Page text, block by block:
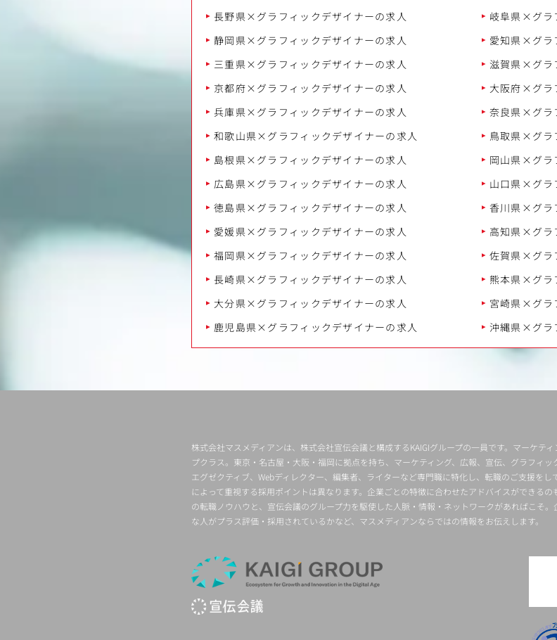
長野県×グラフィックデザイナーの求人
岐阜県×グラ
静岡県×グラフィックデザイナーの求人
愛知県×グラ
三重県×グラフィックデザイナーの求人
滋賀県×グラ
京都府×グラフィックデザイナーの求人
大阪府×グラ
兵庫県×グラフィックデザイナーの求人
奈良県×グラ
和歌山県×グラフィックデザイナーの求人
鳥取県×グラ
島根県×グラフィックデザイナーの求人
岡山県×グラ
広島県×グラフィックデザイナーの求人
山口県×グラ
徳島県×グラフィックデザイナーの求人
香川県×グラ
愛媛県×グラフィックデザイナーの求人
高知県×グラ
福岡県×グラフィックデザイナーの求人
佐賀県×グラ
長崎県×グラフィックデザイナーの求人
熊本県×グラ
大分県×グラフィックデザイナーの求人
宮崎県×グラ
鹿児島県×グラフィックデザイナーの求人
沖縄県×グラ
株式会社マスメディアンは、株式会社宣伝会議と構成するKAIGIグループの一員です。マーケテ
プクラス。東京・名古屋・大阪・福岡に拠点を持ち、マーケティング、広報、宣伝、グラフィ
エグゼクティブ、Webディレクター、編集者、ライターなど専門職に特化し、転職のご支援を
によって重視する採用ポイントは異なります。企業ごとの特徴に合わせたアドバイスができる
の転職ノウハウと、宣伝会議のグループ力を駆使した人脈・情報・ネットワークがあればこそ
な人がプラス評価・採用されているかなど、マスメディアンならではの情報をお伝えします。